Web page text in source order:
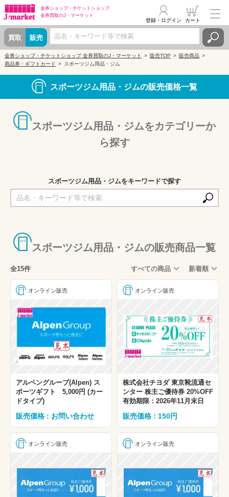
金券ショップ・ チケットショップ
金券買取のJ・マーケット
買取 販売
登録・ログイン カート
金券ショップ・チケットショップ 金券買取のJ・マーケット 販売TOP
販売商品
商品券・ギフトカード
スポーツジム用品・ジム
スポーツジム用品・ジムの販売価格一覧
スポーツジム用品・ジムをカテゴリーか
ら探す
スポーツジム用品・ジムをキーワードで探す
スポーツジム用品・ジムの販売商品一覧
全15件 すべての商品 新着順
オンライン販売
アルペングループ(Alpen) ス
ポーツギフト 5,000円 (カー
ドタイプ)
販売価格 : お問い合わせ
オンライン販売
株式会社チヨダ 東京靴流通セ
ンター 株主ご優待券 20%OFF
有効期限：2026年11月末日
販売価格 : 150円
オンライン販売 オンライン販売